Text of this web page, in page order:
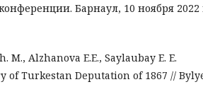
Барнаул, 10 ноября 2022
Alzhanova E.E., Saylaubay E. E.
of Turkestan Deputation of 1867 //